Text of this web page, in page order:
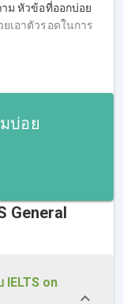
ม หัวข้อที่ออกบ่อย
เอาตัวรอดในการ
Training)
การออกเสียงภาษา
ป็น เป็นต้น
(General
บ่อย
General
IELTS on